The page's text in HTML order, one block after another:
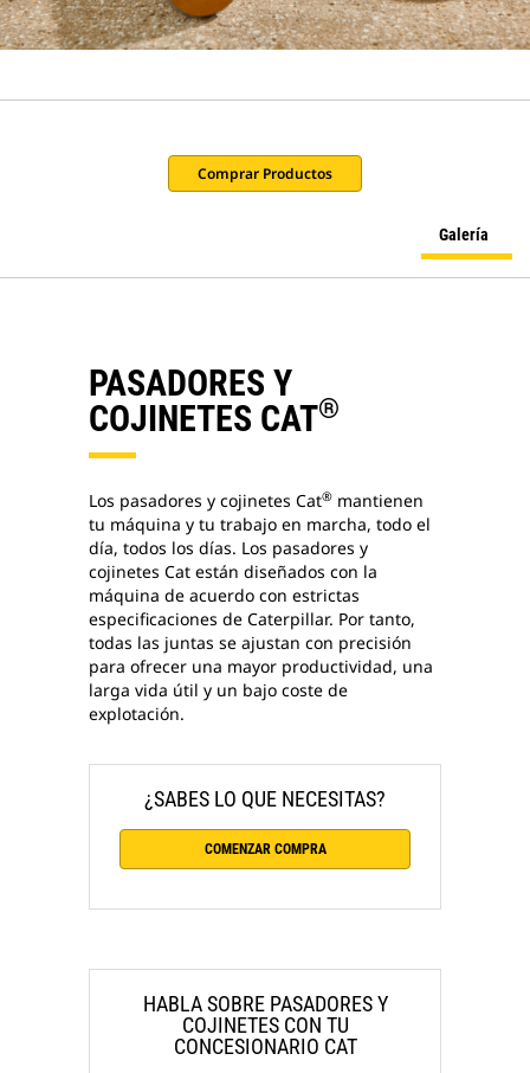
Comprar Productos
Galería
PASADORES Y
COJINETES CAT®
Los pasadores y cojinetes Cat® mantienen
tu máquina y tu trabajo en marcha, todo el
día, todos los días. Los pasadores y
cojinetes Cat están diseñados con la
máquina de acuerdo con estrictas
especificaciones de Caterpillar. Por tanto,
todas las juntas se ajustan con precisión
para ofrecer una mayor productividad, una
larga vida útil y un bajo coste de
explotación.
¿SABES LO QUE NECESITAS?
COMENZAR COMPRA
HABLA SOBRE PASADORES Y
COJINETES CON TU
CONCESIONARIO CAT